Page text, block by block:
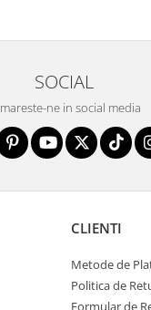
SOCIAL
ne in social media
CLIENTI
Metode de
Politica de